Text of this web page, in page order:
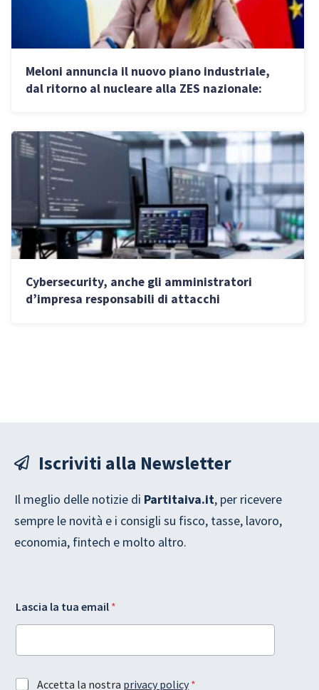
Meloni annuncia il nuovo piano industriale,
dal ritorno al nucleare alla ZES nazionale:
Cybersecurity, anche gli amministratori
d’impresa responsabili di attacchi
Iscriviti alla Newsletter
Il meglio delle notizie di Partitaiva.it, per ricevere
sempre le novità e i consigli su fisco, tasse, lavoro,
economia, fintech e molto altro.
a
s
l
c
c
a
Lascia la tua email *
A
Accetta la nostra privacy policy *